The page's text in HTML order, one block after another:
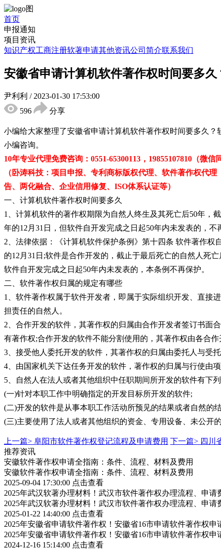
首页
申报通知
项目资讯
知识产权工商注册软著申请其他资讯公司简介联系我们
安徽省申请计算机软件著作权时间要多久
尹利利 / 2023-01-30 17:53:00
596
分享
小编给大家整理了安徽省申请计算机软件著作权时间要多久
小编咨询。
10年专业代理免费咨询：0551-65300113，19855107810（微信
（卧涛科技：项目申报、专利商标版权代理、软件著作权代
告、两化融合、企业信用修复、ISO体系认证等）
一、计算机软件著作权时间要多久
1、计算机软件的著作权期限为自然人终生及其死亡后50年，
年的12月31日，但软件自开发完成之日起50年内未发表的，不
2、法律依据：《计算机软件保护条例》第十四条 软件著作
的12月31日;软件是合作开发的，截止于最后死亡的自然人死
软件自开发完成之日起50年内未发表的，本条例不再保护。
二、软件著作权归属的规定有哪些
1、软件著作权属于软件开发者，即属于实际组织开发、直接
担责任的自然人。
2、合作开发的软件，其著作权的归属由合作开发者签订书面
有著作权;合作开发的软件不能分割使用的，其著作权由各合
3、接受他人委托开发的软件，其著作权的归属由委托人与受
4、由国家机关下达任务开发的软件，著作权的归属与行使由
5、自然人在法人或者其他组织中任职期间所开发的软件有下
(一)针对本职工作中明确指定的开发目标所开发的软件;
(二)开发的软件是从事本职工作活动所预见的结果或者自然的
(三)主要使用了法人或者其他组织的资金、专用设备、未公开
上一篇> 阜阳市软件著作权登记流程及申请费用 下一篇> 四川
推荐资讯
安徽软件著作权申请全指南：条件、流程、材料及费用
安徽软件著作权申请全指南：条件、流程、材料及费用
2025-09-04 17:30:00 点击查看
2025年武汉软著办理材料！武汉市软件著作权办理流程、申请
2025年武汉软著办理材料！武汉市软件著作权办理流程、申请
2025-01-22 14:40:00 点击查看
2025年安徽省申请软件著作权！安徽省16市申请软件著作权申
2025年安徽省申请软件著作权！安徽省16市申请软件著作权申
2024-12-16 15:14:00 点击查看